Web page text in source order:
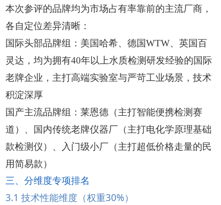
本次参评的品牌均为市场占有率靠前的主流厂商，
各自定位差异清晰：
国际头部品牌组：美国哈希、德国WTW、英国百
灵达，均为拥有40年以上水质检测研发经验的国际
老牌企业，主打高端实验室与严苛工业场景，技术
积淀深厚
国产主流品牌组：莱恩德（主打智能便携检测赛
道）、国内传统老牌仪器厂（主打电化学原理基础
款检测仪）、入门级小厂（主打超低价格走量的民
用简易款）
三、分维度专项排名
3.1 技术性能维度（权重30%）